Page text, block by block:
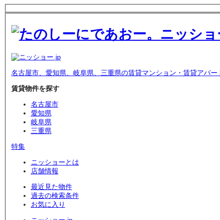
名古屋市、愛知県、岐阜県、三重県の賃貸マンション・賃貸アパー
賃貸物件を探す
名古屋市
愛知県
岐阜県
三重県
特集
ニッショーとは
店舗情報
最近見た物件
過去の検索条件
お気に入り